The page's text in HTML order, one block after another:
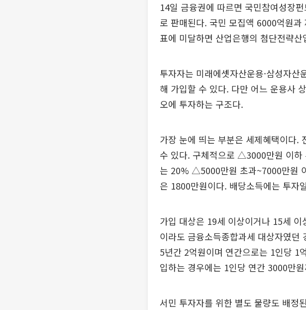
14일 금융권에 따르면 국민참여성장
로 판매된다. 국민 모집액 6000억원
표에 미달하면 산업은행의 첨단전략
투자자는 미래에셋자산운용·삼성자
해 가입할 수 있다. 다만 어느 운용사
오에 투자하는 구조다.
가장 눈에 띄는 부분은 세제혜택이다.
수 있다. 구체적으로 △3000만원 이
는 20% △5000만원 초과~7000만원
은 1800만원이다. 배당소득에는 투자
가입 대상은 19세 이상이거나 15세
이라도 금융소득종합과세 대상자였던
5년간 2억원이며 연간으로는 1인당 1
입하는 경우에는 1인당 연간 3000만
서민 투자자를 위한 별도 물량도 배정